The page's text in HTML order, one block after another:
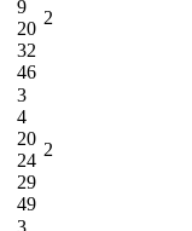
9
20
32
46
2
3
4
20
24
29
49
2
3